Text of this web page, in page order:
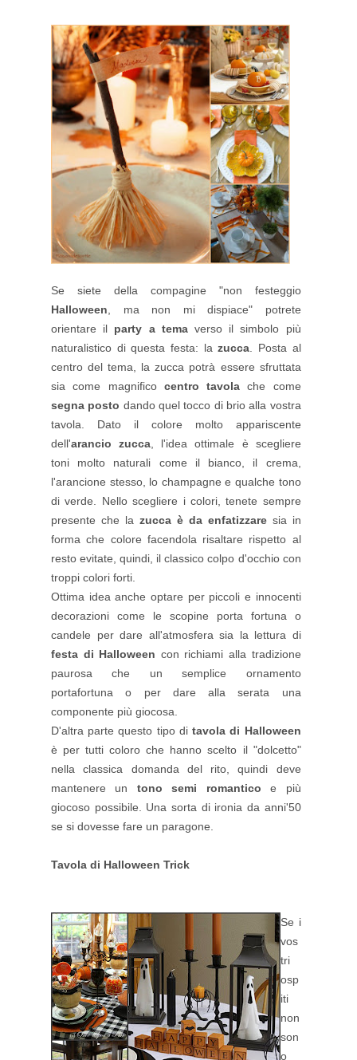
Se siete della compagine "non festeggio
Halloween , ma non mi dispiace" potrete
orientare il party a temaverso il simbolo più
naturalistico di questa festa: lazucca . Posta al
centro del tema, la zucca potrà essere sfruttata
sia come magnifico centro tavola che come
segna posto dando quel tocco di brio alla vostra
tavola. Dato il colore molto appariscente
dell'arancio zucca , l'idea ottimale è scegliere
toni molto naturali come il bianco, il crema,
l'arancione stesso, lo champagne e qualche tono
di verde. Nello scegliere i colori, tenete sempre
presente che la zucca è da enfatizzare sia in
forma che colore facendola risaltare rispetto al
resto evitate, quindi, il classico colpo d'occhio con
troppi colori forti.
Ottima idea anche optare per piccoli e innocenti
decorazioni come le scopine porta fortuna o
candele per dare all'atmosfera sia la lettura di
festa di Halloween con richiami alla tradizione
paurosa che un semplice ornamento
portafortuna o per dare alla serata una
componente più giocosa.
D'altra parte questo tipo ditavola di Halloween
è per tutti coloro che hanno scelto il "dolcetto"
nella classica domanda del rito, quindi deve
mantenere un tono semi romantico e più
giocoso possibile. Una sorta di ironia da anni'50
se si dovesse fare un paragone.
Tavola di Halloween Trick
Se i
vos
tri
osp
iti
non
son
o